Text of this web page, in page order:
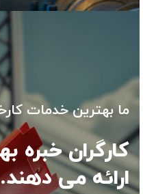
ما بهترین خدمات
کارگران خبره
ارائه می دهند.